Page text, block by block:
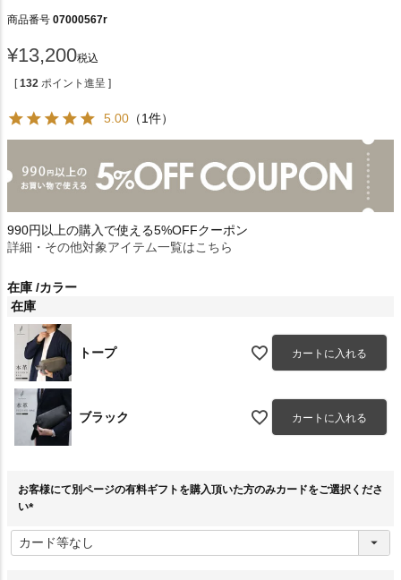
商品番号 07000567r
¥13,200税込
[ 132 ポイント進呈 ]
5.00 （1件）
990円以上の購入で使える5%OFFクーポン
詳細・その他対象アイテム一覧はこちら
在庫 カラー
在庫
トープ カートに入れる
ブラック カートに入れる
お客様にて別ページの有料ギフトを購入頂いた方のみカードをご選択くださ
い
必
須